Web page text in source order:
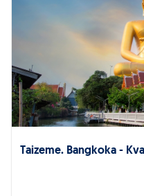
Taizeme. Bangkoka -